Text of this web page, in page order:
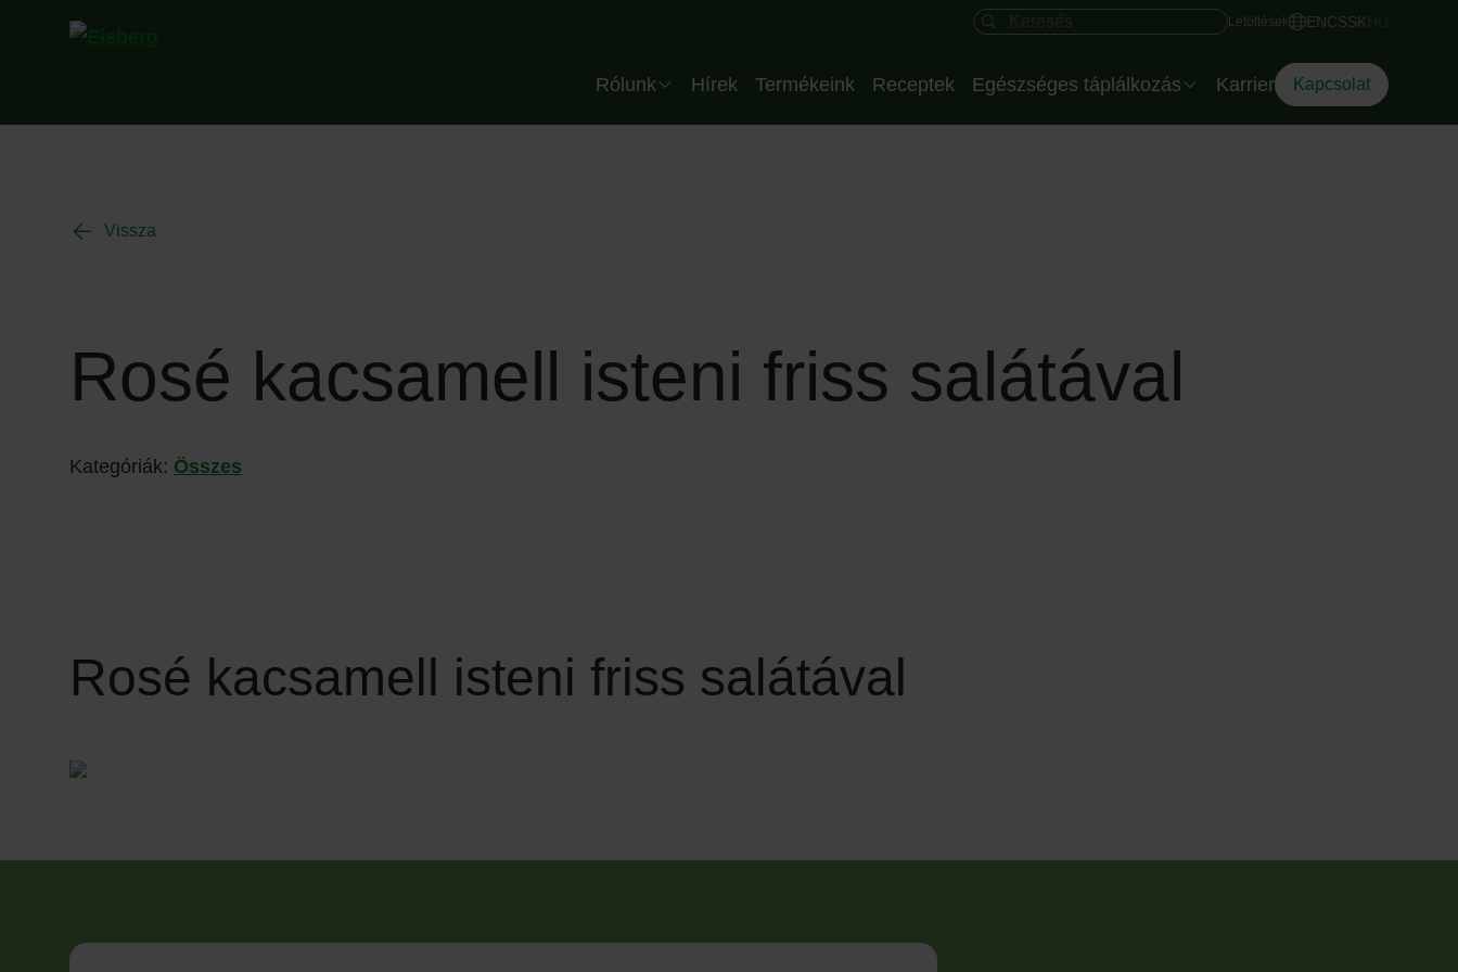
Keresés mező Gyors hozzáférés
Letöltések ENCSSK
Header HU
Rólunk
Vállalat
Hírek Termékeink Receptek Egészséges táplálkozás
Salátatálak rendezvényre
Karrier Kapcsolat
Vissza
Rosé kacsamell isteni friss salátával
Kategóriák: Összes
Rosé kacsamell isteni friss salátával